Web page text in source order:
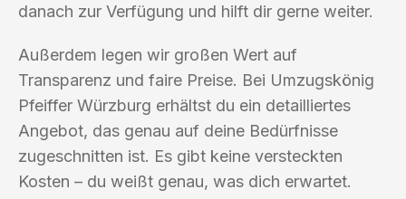
danach zur Verfügung und hilft dir gerne weiter.
Außerdem legen wir großen Wert auf
Transparenz und faire Preise. Bei Umzugskönig
Pfeiffer Würzburg erhältst du ein detailliertes
Angebot, das genau auf deine Bedürfnisse
zugeschnitten ist. Es gibt keine versteckten
Kosten – du weißt genau, was dich erwartet.